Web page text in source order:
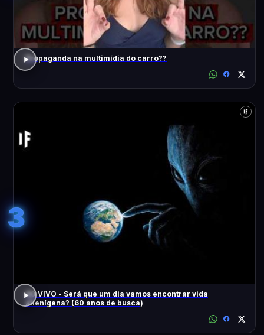
Propaganda na multimídia do carro??
3
AO VIVO - Será que um dia vamos encontrar vida
alienígena? (60 anos de busca)